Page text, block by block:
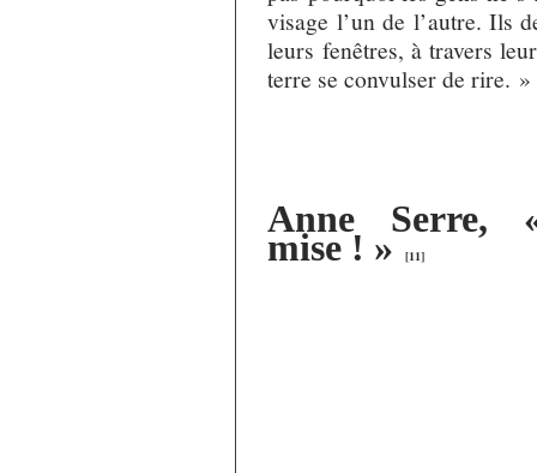
visage l’un de l’autre. Ils
leurs fenêtres, à travers
terre se convulser de rire. »
Anne Serre,
mise ! » [11]